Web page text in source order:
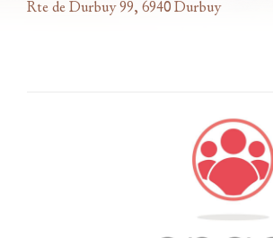
Rte de Durbuy 99, 6940 Durbuy